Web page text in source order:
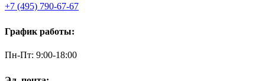
+7 (495) 790-67-67
График работы:
Пн-Пт: 9:00-18:00